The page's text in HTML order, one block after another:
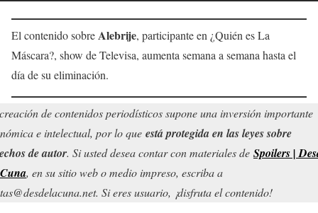
El contenido sobreAlebrije, participante en ¿Quién es La
Máscara?, show de Televisa, aumenta semana a semana hasta el
día de su eliminación.
de contenidos periodísticos supone una inversión importante
e intelectual, por lo que está protegida en las leyes sobre
de autor. Si usted desea contar con materiales de Spoilers |
, en su sitio web o medio impreso, escriba a
Si eres usuario, ¡disfruta el contenido!